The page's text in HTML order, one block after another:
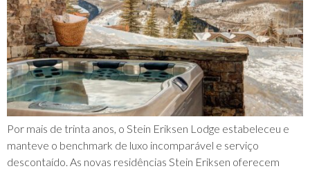
Por mais de trinta anos, o Stein Eriksen Lodge estabeleceu e
manteve o benchmark de luxo incomparável e serviço
descontaído. As novas residências Stein Eriksen oferecem